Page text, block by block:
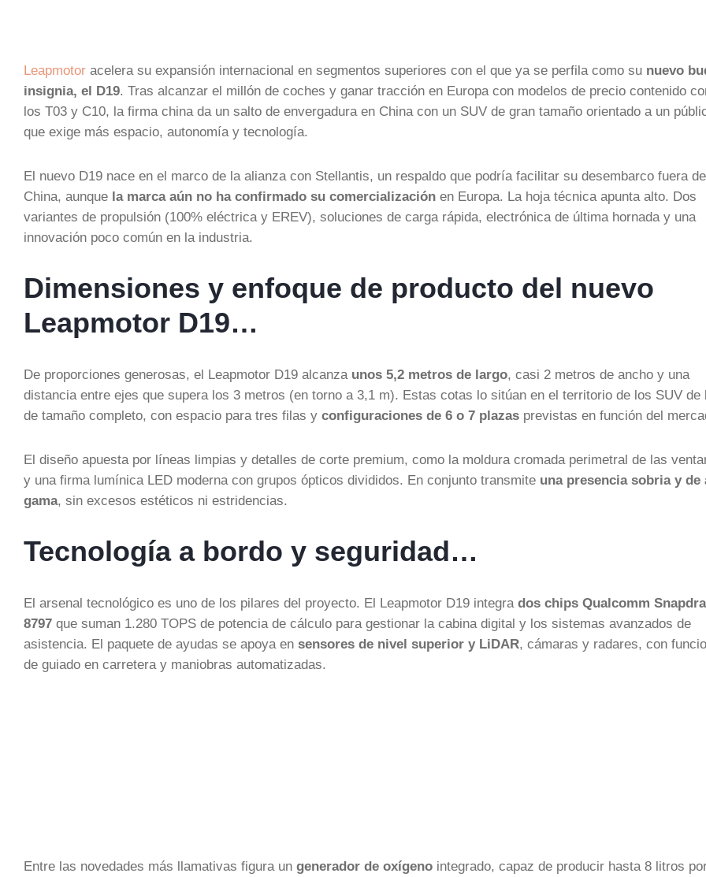
Leapmotor acelera su expansión internacional en segmentos superiores con el que ya se perfila como su nuevo
insignia, el D19. Tras alcanzar el millón de coches y ganar tracción en Europa con modelos de precio contenido
los T03 y C10, la firma china da un salto de envergadura en China con un SUV de gran tamaño orientado a un
que exige más espacio, autonomía y tecnología.
El nuevo D19 nace en el marco de la alianza con Stellantis, un respaldo que podría facilitar su desembarco fuera de
China, aunque la marca aún no ha confirmado su comercialización en Europa. La hoja técnica apunta alto. Dos
variantes de propulsión (100% eléctrica y EREV), soluciones de carga rápida, electrónica de última hornada y una
innovación poco común en la industria.
Dimensiones y enfoque de producto del nuevo
Leapmotor D19…
De proporciones generosas, el Leapmotor D19 alcanza unos 5,2 metros de largo, casi 2 metros de ancho y una
distancia entre ejes que supera los 3 metros (en torno a 3,1 m). Estas cotas lo sitúan en el territorio de los SUV de
de tamaño completo, con espacio para tres filas y configuraciones de 6 o 7 plazas previstas en función del
El diseño apuesta por líneas limpias y detalles de corte premium, como la moldura cromada perimetral de las
y una firma lumínica LED moderna con grupos ópticos divididos. En conjunto transmite una presencia sobria y de
gama, sin excesos estéticos ni estridencias.
Tecnología a bordo y seguridad…
El arsenal tecnológico es uno de los pilares del proyecto. El Leapmotor D19 integra dos chips Qualcomm
8797 que suman 1.280 TOPS de potencia de cálculo para gestionar la cabina digital y los sistemas avanzados de
asistencia. El paquete de ayudas se apoya en sensores de nivel superior y LiDAR, cámaras y radares, con
de guiado en carretera y maniobras automatizadas.
Entre las novedades más llamativas figura un generador de oxígeno integrado, capaz de producir hasta 8 litros